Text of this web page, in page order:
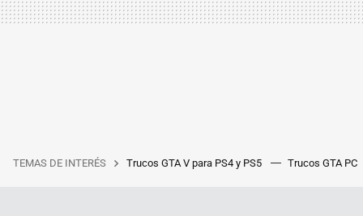
TEMAS DE INTERÉS Trucos GTA V para PS4 y PS5 Trucos GTA PC